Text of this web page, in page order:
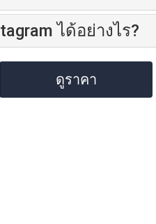
ได้อย่างไร?
ดูราคา